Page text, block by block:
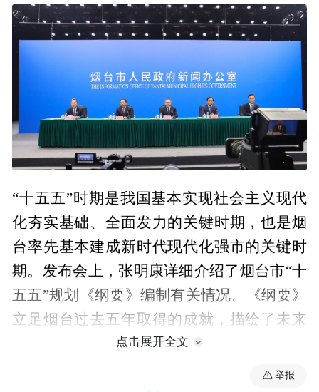
“十五五”时期是我国基本实现社会主义现代
化夯实基础、全面发力的关键时期，也是烟
台率先基本建成新时代现代化强市的关键时
期。发布会上，张明康详细介绍了烟台市“十
五五”规划《纲要》编制有关情况。《纲要》
立足烟台过去五年取得的成就，描绘了未来
五年的发展蓝图。点击展开全文
举报